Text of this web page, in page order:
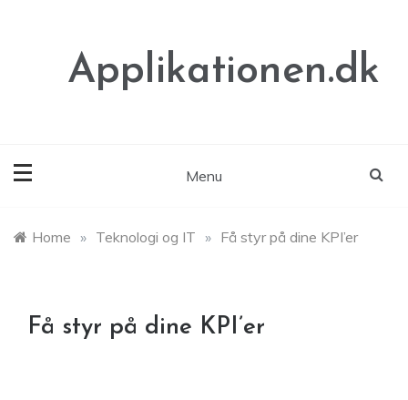
Applikationen.dk
Menu
Home » Teknologi og IT » Få styr på dine KPI’er
Få styr på dine KPI’er